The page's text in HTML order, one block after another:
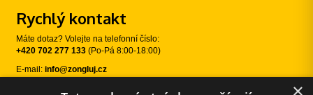
Rychlý kontakt
Máte dotaz? Volejte na telefonní číslo:
+420 702 277 133 (Po-Pá 8:00-18:00)
E-mail: info@zongluj.cz